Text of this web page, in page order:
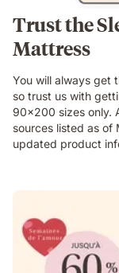
Trust the
Mattress
You will always get
so trust us with
90x200 sizes only.
sources listed as
updated product